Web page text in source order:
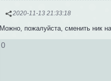
2020-11-13 21:33:18
Можно, пожалуйста, сменить ник
0